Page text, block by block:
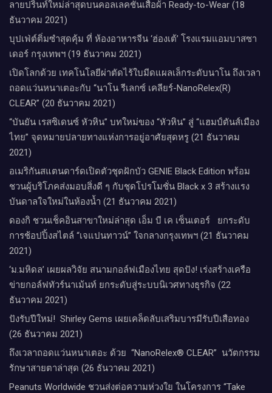
ลายปริ้นท์ใหม่ล่าสุดบนคอลเลคชันเสื้อผ้า Ready-to-Wear (18
ธันวาคม 2021)
บุปเฟ่ต์ติ่มซำสุดคุ้ม ที่ ห้อง​อาหารจีน​ ‘ฮ่องเต้’ โรงแรม​แอม​บาส​ซา​
เดอร์​ กรุงเทพฯ​ (19 ธันวาคม 2021)
เปิดโลกด้วย เทคโนโลยีผ่าตัดไร้ใบมีดแผลเล็กระดับนาโน ถึงเวลา
ถอดแว่นหนาเตอะกับ “นาโน รีเลกซ์ เคลียร์-NanoRelex(R)
CLEAR” (20 ธันวาคม 2021)
“บันยัน เรสซิเดนซ์ หัวหิน” บทใหม่ของ “หัวหิน” สู่ “แฮมป์ตันส์เมือง
ไทย” จุดหมายปลายทางแห่งการอยู่อาศัยสุดหรู (21 ธันวาคม
2021)
อเมริกันสแตนดาร์ดเปิดตัวชุดฝักบัว GENIE Black Edition พร้อม
ชวนผู้บริโภคส่งมอบสิ่งดี ๆ กับชุดโปรโมชั่น Black x 3 สร้างแรง
บันดาลใจใหม่ในห้องน้ำ (21 ธันวาคม 2021)
ดองกิ ชวนเช็คอินสาขาใหม่ล่าสุด เอ็ม บี เค เซ็นเตอร์ ยกระดับ
การช้อปปิ้งสไตล์ “เจแปนทาวน์” ใจกลางกรุงเทพฯ (21 ธันวาคม
2021)
‘ม.มหิดล’ เผยผลวิจัย สนามกอล์ฟเมืองไทย สุดปัง! เร่งสร้างเครือ
ข่ายกอล์ฟทัวร์นาเม้นท์ ยกระดับสู่ระบบนิเวศทางธุรกิจ (22
ธันวาคม 2021)
ปังรับปีใหม่​! ​ Shirley Gems เผยเคล็ดลับ​เสริมบารมีรับปีเสือทอง
(26 ธันวาคม 2021)
ถึงเวลาถอดแว่นหนาเตอะ ด้วย “NanoRelex® CLEAR” นวัตกรรม
รักษาสายตาล่าสุด (26 ธันวาคม 2021)
Peanuts Worldwide ชวนส่งต่อความห่วงใย​ ​ในโครงการ “Take